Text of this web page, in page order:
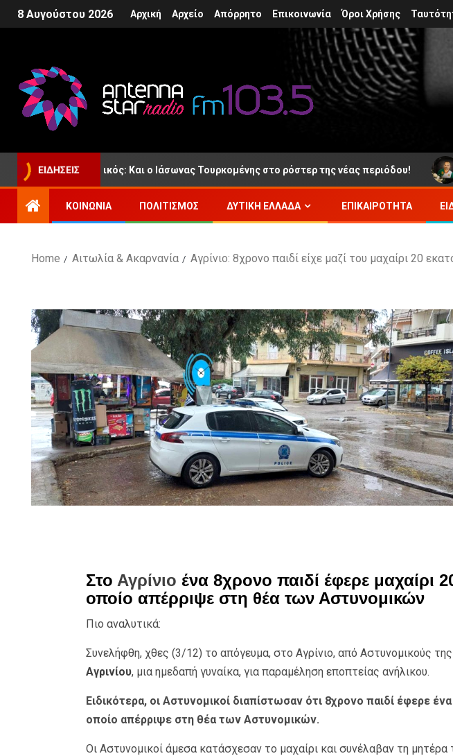
8 Αυγούστου 2026 Αρχική Αρχείο Απόρρητο Επικοινωνία Όροι Χρήσης
ΕΙΔΉΣΕΙΣ
2 – Παναιτωλικός: Και ο Ιάσωνας Τουρκομένης στο ρόστερ της νέας περιόδου!
ΚΟΙΝΩΝΊΑ ΠΟΛΙΤΙΣΜΌΣ ΔΥΤΙΚΉ ΕΛΛΆΔΑ ΕΠΙΚΑΙΡΌΤΗΤΑ
Home Αιτωλία & Ακαρνανία Αγρίνιο: 8χρονο παιδί είχε μαζί του μαχαίρι 20
Στο Αγρίνιο ένα 8χρονο παιδί έφερε μαχαίρι
οποίο απέρριψε στη θέα των Αστυνομικών
Πιο αναλυτικά:
Συνελήφθη, χθες (3/12) το απόγευμα, στο Αγρίνιο, από Αστυνομικούς της
Αγρινίου, μια ημεδαπή γυναίκα, για παραμέληση εποπτείας ανήλικου.
Ειδικότερα, οι Αστυνομικοί διαπίστωσαν ότι 8χρονο παιδί έφερε
οποίο απέρριψε στη θέα των Αστυνομικών.
Οι Αστυνομικοί άμεσα κατάσχεσαν το μαχαίρι και συνέλαβαν τη μητέρα